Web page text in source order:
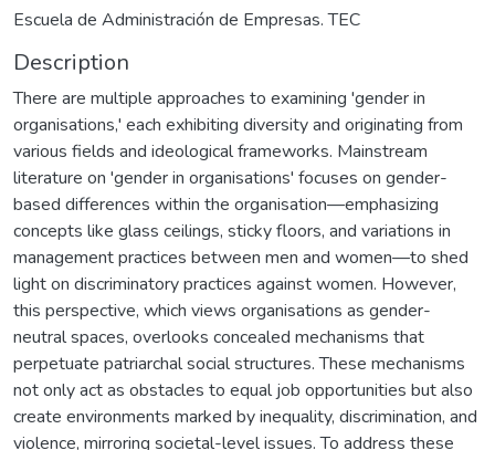
Escuela de Administración de Empresas. TEC
Description
There are multiple approaches to examining 'gender in
organisations,' each exhibiting diversity and originating from
various fields and ideological frameworks. Mainstream
literature on 'gender in organisations' focuses on gender-
based differences within the organisation—emphasizing
concepts like glass ceilings, sticky floors, and variations in
management practices between men and women—to shed
light on discriminatory practices against women. However,
this perspective, which views organisations as gender-
neutral spaces, overlooks concealed mechanisms that
perpetuate patriarchal social structures. These mechanisms
not only act as obstacles to equal job opportunities but also
create environments marked by inequality, discrimination, and
violence, mirroring societal-level issues. To address these